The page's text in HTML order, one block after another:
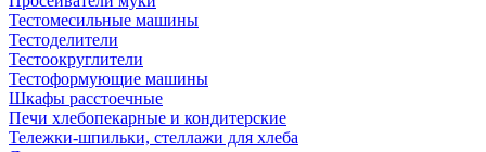
Тестомесильные машины
Тестоделители
Тестоокруглители
Тестоформующие машины
Шкафы расстоечные
Печи хлебопекарные и кондитерские
Тележки-шпильки, стеллажи для хлеба